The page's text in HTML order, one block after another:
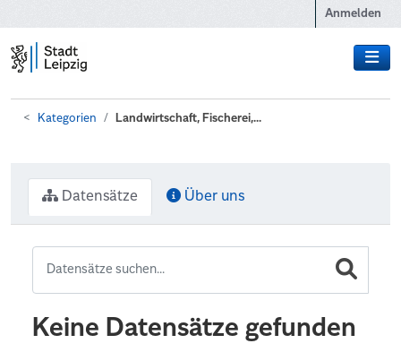
Anmelden
Kategorien Landwirtschaft, Fischerei,...
Datensätze Über uns
Keine Datensätze gefunden